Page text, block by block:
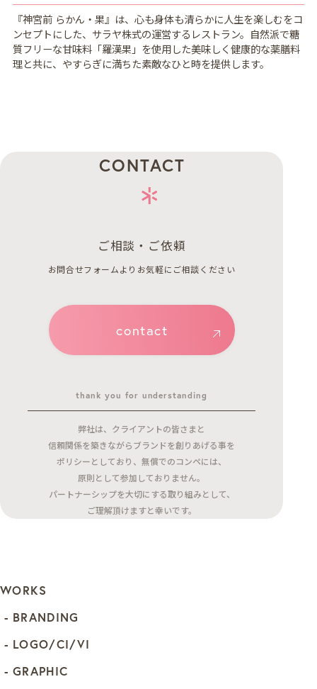
PRIVACY POLICYプライバシーポリシー
『神宮前 らかん・果』は、心も身体も清らかに人生を楽しむをコ
ンセプトにした、サラヤ株式の運営するレストラン。自然派で糖
質フリーな甘味料「羅漢果」を使用した美味しく健康的な薬膳料
理と共に、やすらぎに満ちた素敵なひと時を提供します。
CONTACT
ご相談・ご依頼
お問合せフォームよりお気軽にご相談ください
contact
thank you for understanding
弊社は、クライアントの皆さまと
信頼関係を築きながらブランドを創りあげる事を
ポリシーとしており、無償でのコンペには、
原則として参加しておりません。
パートナーシップを大切にする取り組みとして、
ご理解頂けますと幸いです。
WORKS
BRANDING
LOGO/CI/VI
GRAPHIC